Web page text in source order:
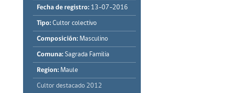
Fecha de registro: 13-07-2016
Tipo: Cultor colectivo
Composición: Masculino
Comuna: Sagrada Familia
Region: Maule
Cultor destacado 2012